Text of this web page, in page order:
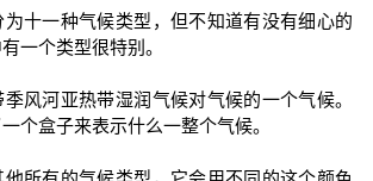
为十一种气候类型，但不知道有没有细心的
一个类型很特别。
风河亚热带湿润气候对气候的一个气候。
个盒子来表示什么一整个气候。